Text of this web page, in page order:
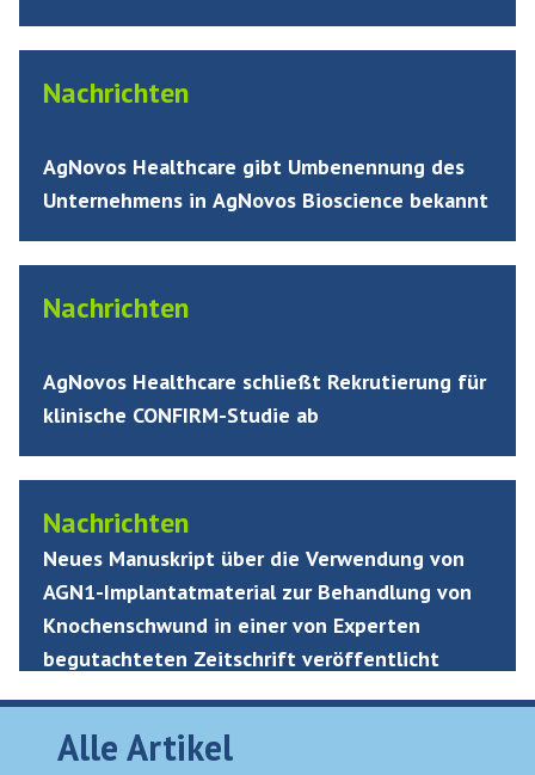
Nachrichten
AgNovos Healthcare gibt Umbenennung des
Unternehmens in AgNovos Bioscience bekannt
Nachrichten
AgNovos Healthcare schließt Rekrutierung für
klinische CONFIRM-Studie ab
Nachrichten
Neues Manuskript über die Verwendung von
AGN1-Implantatmaterial zur Behandlung von
Knochenschwund in einer von Experten
begutachteten Zeitschrift veröffentlicht
Alle Artikel